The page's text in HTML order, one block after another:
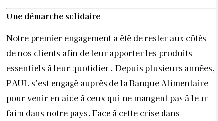
Une démarche solidaire
Notre premier engagement a été de rester aux côtés
de nos clients afin de leur apporter les produits
essentiels à leur quotidien. Depuis plusieurs années,
PAUL s’est engagé auprès de la Banque Alimentaire
pour venir en aide à ceux qui ne mangent pas à leur
faim dans notre pays. Face à cette crise dans